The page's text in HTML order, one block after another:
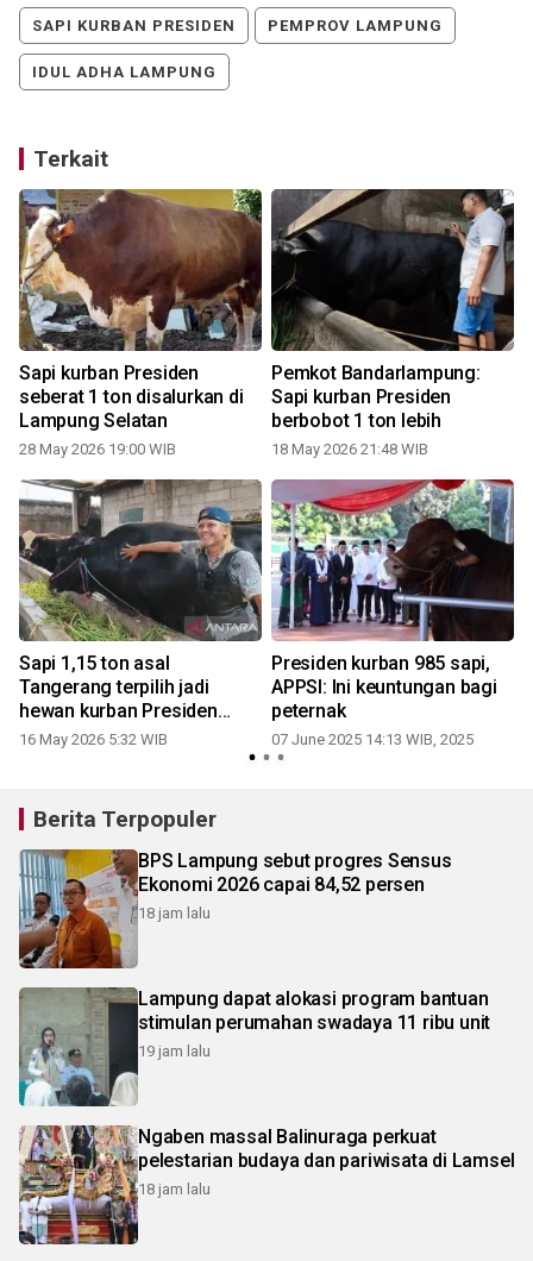
SAPI KURBAN PRESIDEN PEMPROV LAMPUNG
IDUL ADHA LAMPUNG
Terkait
Sapi kurban Presiden
seberat 1 ton disalurkan di
Lampung Selatan
28 May 2026 19:00 WIB
Pemkot Bandarlampung:
Sapi kurban Presiden
berbobot 1 ton lebih
18 May 2026 21:48 WIB
Sapi 1,15 ton asal
Tangerang terpilih jadi
hewan kurban Presiden
Prabowo
16 May 2026 5:32 WIB
Presiden kurban 985 sapi,
APPSI: Ini keuntungan bagi
peternak
07 June 2025 14:13 WIB, 2025
Berita Terpopuler
BPS Lampung sebut progres Sensus
Ekonomi 2026 capai 84,52 persen
18 jam lalu
Lampung dapat alokasi program bantuan
stimulan perumahan swadaya 11 ribu unit
19 jam lalu
Ngaben massal Balinuraga perkuat
pelestarian budaya dan pariwisata di Lamsel
18 jam lalu